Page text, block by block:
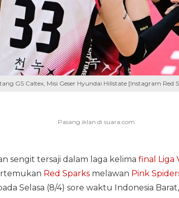
GS Caltex, Misi Geser Hyundai Hillstate [Instagram Red
sengit tersaji dalam laga kelima final Liga
Red Sparksmelawan Pink
Selasa (8/4) sore waktu Indonesia